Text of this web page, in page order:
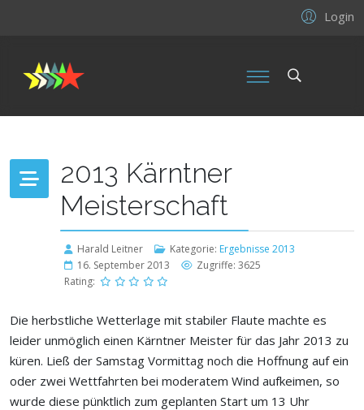
Login
2013 Kärntner
Meisterschaft
Harald Leitner Kategorie: Ergebnisse 2013
16. September 2013
Zugriffe: 3625
Rating:
Die herbstliche Wetterlage mit stabiler Flaute machte es
leider unmöglich einen Kärntner Meister für das Jahr 2013 zu
küren. Ließ der Samstag Vormittag noch die Hoffnung auf ein
oder zwei Wettfahrten bei moderatem Wind aufkeimen, so
wurde diese pünktlich zum geplanten Start um 13 Uhr